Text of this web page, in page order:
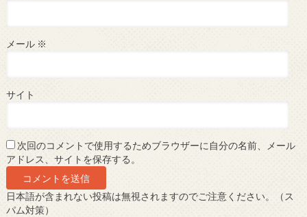
メール ※
サイト
次回のコメントで使用するためブラウザーに自分の名前、メール
アドレス、サイトを保存する。
日本語が含まれない投稿は無視されますのでご注意ください。（ス
パム対策）